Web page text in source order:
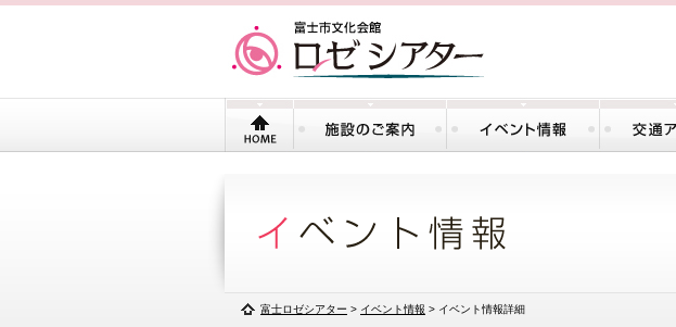
富士ロゼシアター > イベント情報 > イベント情報詳細